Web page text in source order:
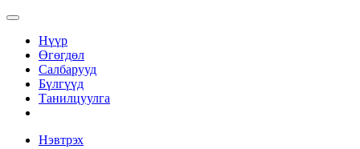
Нүүр
Өгөгдөл
Салбарууд
Бүлгүүд
Танилцуулга
Нэвтрэх